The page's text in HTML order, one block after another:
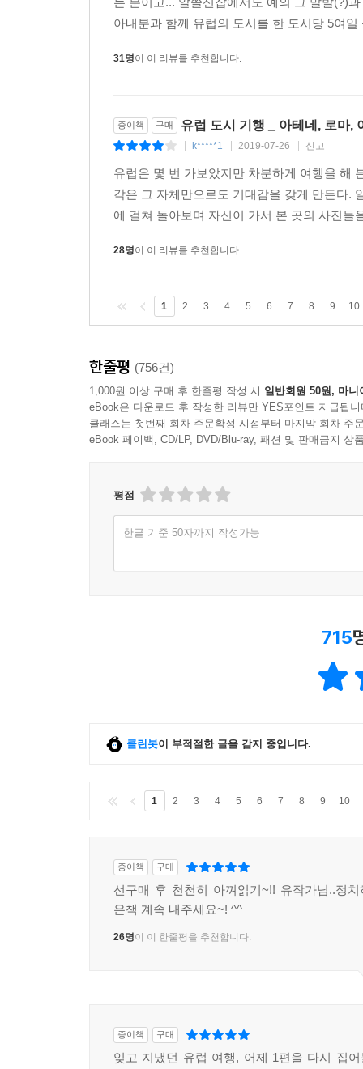
아내분과 함께 유럽의 도시를 한 도시당 5여
31명이 이 리뷰를 추천합니다.
종이책 구매 유럽 도시 기행 _ 아테네, 로마,
k*****1 2019-07-26 신고
유럽은 몇 번 가보았지만 차분하게 여행을 해
각은 그 자체만으로도 기대감을 갖게 만든다.
에 걸쳐 돌아보며 자신이 가서 본 곳의 사진
28명이 이 리뷰를 추천합니다.
1 2 3 4 5 6 7 8 9 10
한줄평 (756건)
1,000원 이상 구매 후 한줄평 작성 시 일반회원 50원, 마니
eBook은 다운로드 후 작성한 리뷰만 YES포인트 지급됩니
클래스는 첫번째 회차 주문확정 시점부터 마지막 회차 주
eBook 페이백, CD/LP, DVD/Blu-ray, 패션 및 판매금지 상
평점
한글 기준 50자까지 작성가능
715
클린봇이 부적절한 글을 감지 중입니다.
1 2 3 4 5 6 7 8 9 10
종이책 구매
선구매 후 천천히 아껴읽기~!! 유작가님..정
은책 계속 내주세요~! ^^
26명이 이 한줄평을 추천합니다.
종이책 구매
잊고 지냈던 유럽 여행, 어제 1편을 다시 집